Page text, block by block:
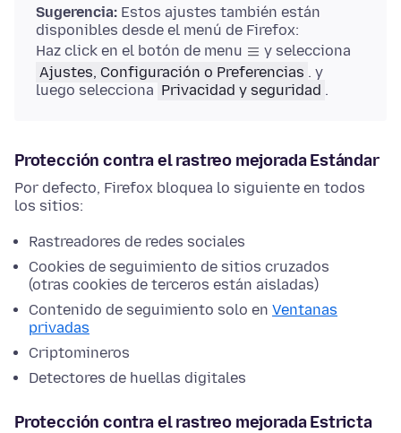
Sugerencia: Estos ajustes también están
disponibles desde el menú de Firefox:
Haz click en el botón de menu
y selecciona
Ajustes, Configuración o Preferencias . y
luego selecciona Privacidad y seguridad .
Protección contra el rastreo mejorada Estándar
Por defecto, Firefox bloquea lo siguiente en todos
los sitios:
Rastreadores de redes sociales
Cookies de seguimiento de sitios cruzados
(otras cookies de terceros están aisladas)
Contenido de seguimiento solo en Ventanas
privadas
Criptomineros
Detectores de huellas digitales
Protección contra el rastreo mejorada Estricta